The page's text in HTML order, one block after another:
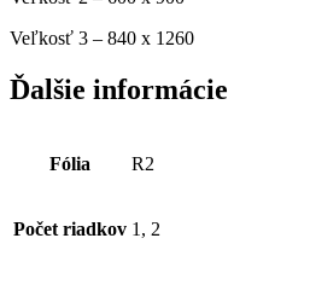
Veľkosť 3 – 840 x 1260
Ďalšie informácie
Fólia R2
Počet riadkov 1, 2